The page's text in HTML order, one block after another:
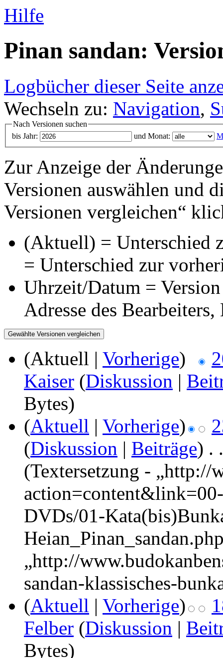
Hilfe
Pinan sandan:
Logbücher dieser Seite
Wechseln zu: Navigation,
Nach Versionen suchen
bis Jahr:
und Monat:
Zur Anzeige der
Versionen auswählen und
Versionen vergleichen“
(Aktuell) = Unterschied
= Unterschied zur
Uhrzeit/Datum =
Adresse des
(Aktuell | Vorherige)
Kaiser (Diskussion |
Bytes)
(Aktuell | Vorherige)
(Diskussion | Beiträge) . .
(Textersetzung - „http://
DVDs/01-
„http://
sandan-klassisches-
(Aktuell | Vorherige)
Felber (Diskussion |
Bytes)